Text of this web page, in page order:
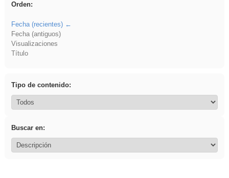
Orden:
Fecha (recientes)
Fecha (antiguos)
Visualizaciones
Título
Tipo de contenido:
Buscar en: